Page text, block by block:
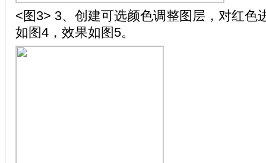
<图3> 3、创建可选颜色调整图层，对红色
如图4，效果如图5。